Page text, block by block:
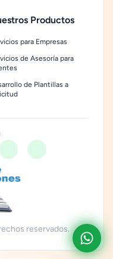
Productos
para Empresas
de Asesoría para
de Plantillas a
reservados.